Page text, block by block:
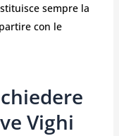
sempre la
con le
Vighi